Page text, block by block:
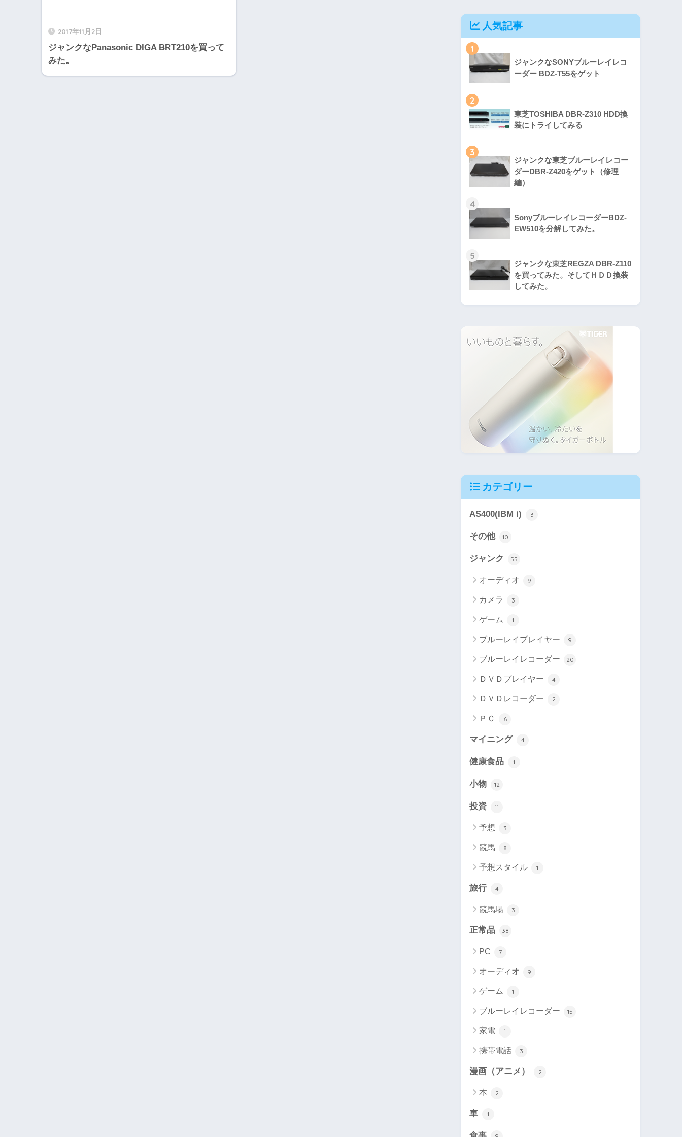
2017年11月2日
ジャンクなPanasonic DIGA BRT210を買って
みた。
人気記事
1
ジャンクなSONYブルーレイレコ
ーダー BDZ-T55をゲット
2
東芝TOSHIBA DBR-Z310 HDD換
装にトライしてみる
3
ジャンクな東芝ブルーレイレコー
ダーDBR-Z420をゲット（修理
編）
4
SonyブルーレイレコーダーBDZ-
EW510を分解してみた。
5
ジャンクな東芝REGZA DBR-Z110
を買ってみた。そしてＨＤＤ換装
してみた。
カテゴリー
AS400(IBM i) 3
その他 10
ジャンク 55
オーディオ 9
カメラ 3
ゲーム 1
ブルーレイプレイヤー 9
ブルーレイレコーダー 20
ＤＶＤプレイヤー 4
ＤＶＤレコーダー 2
ＰＣ 6
マイニング 4
健康食品 1
小物 12
投資 11
予想 3
競馬 8
予想スタイル 1
旅行 4
競馬場 3
正常品 38
PC 7
オーディオ 9
ゲーム 1
ブルーレイレコーダー 15
家電 1
携帯電話 3
漫画（アニメ） 2
本 2
車 1